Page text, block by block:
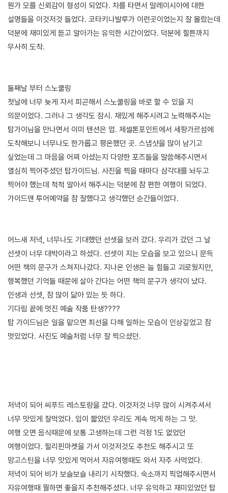
뭔가 모를 신뢰감이 형성이 되었다. 차를 타면서 말레이시아에 대한
설명들을 이것저것 들었다. 코타키나발루가 이런곳이었는지 잘 몰랐는데
덕분에 재미있게 듣고 알아가는 유익한 시간이었다. 덕분에 힐튼까지
무사히 도착.
둘째날 부터 스노쿨링
첫날에 너무 늦게 자서 피곤해서 스노쿨링을 바로 할 수 있을 지
의문이었다. 그러나 그 생각도 잠시. 재밌게 해주시려고 노력해주시는
탑가이님을 만나면서 이미 텐션은 업. 제셀톤포인트에서 세팡가르섬에
도착해보니 너무나도 한가롭고 평온했던 곳. 스냅샷을 많이 남기고
싶었는데 그 마음을 어찌 아셨는지 다양한 포즈들을 말씀해주시면서
열심히 찍어주셨던 탑가이드님. 사진을 찍을 때마다 삼각대를 놔두고
찍어야 했는데 척척 알아서 해주시는 덕분에 참 편한 여행이 되었다.
가이드맨 투어예약을 참 잘했다고 생각했던 순간들이었다.
어느새 저녁, 너무나도 기대했던 선셋을 보러 갔다. 우리가 갔던 그 날
선셋이 너무 대박이라고 하셨다. 선셋이 지는 모습을 보고 있으니 문득
어떤 책의 문구가 스쳐지나갔다. 지나온 인생은 늘 힘들고 괴로웠지만,
행복했던 기억들 때문에 살아 간다는 어떤 책의 문구가 생각이 났다.
인생과 선셋, 참 많이 닮아 있는 듯 하다.
기다림 끝에 멋진 예술 작품 탄생????
탑 가이드님은 일을 맡으면 최선을 다해 일하는 모습이 인상깊었고 참
멋있었다. 사진도 예술처럼 너무 잘 찍으셨던.
저녁이 되어 씨푸드 레스토랑을 갔다. 이것저것 너무 많이 시켜주셔서
너무 맛있게 잘먹었다. 입이 짧았던 우리도 계속 먹게 하는 그 맛.
여행 오면 음식때문에 보통 고생하는데 그런 걱정 1도 없었던
여행이었다. 필리핀마켓을 가서 이것저것도 추천도 해주시고 또
망고스틴을 너무 맛있게 먹어서 자유여행때도 와서 자주 사먹었다.
저녁이 되어 비가 보슬보슬 내리기 시작했다. 숙소까지 픽업해주시면서
자유여행때 뭘하면 좋을지 추천해주셨다. 너무 유익하고 재미있었던 탑